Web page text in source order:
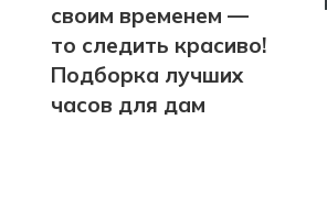
своим временем —
то следить красиво!
Подборка лучших
часов для дам